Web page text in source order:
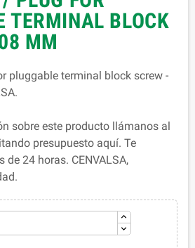
TERMINAL BLOCK
MM
pluggable terminal block screw -
sobre este producto llámanos al
presupuesto aquí. Te
de 24 horas. CENVALSA,